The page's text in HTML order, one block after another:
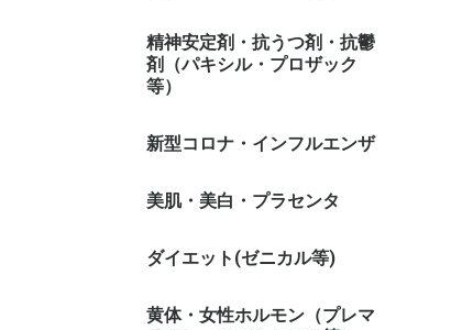
精神安定剤・抗うつ剤・抗鬱
剤（パキシル・プロザック
等）
新型コロナ・インフルエンザ
美肌・美白・プラセンタ
ダイエット(ゼニカル等)
ゼニカル系
黄体・女性ホルモン（プレマ